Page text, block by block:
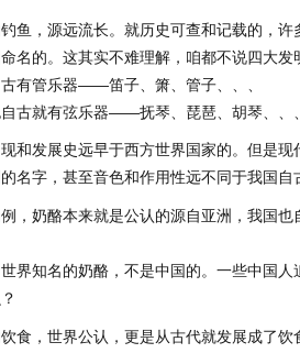
鱼，源远流长。就历史可查和记载的，
名的。这其实不难理解，咱都不说四大
有管乐器——笛子、箫、管子、、、
古就有弦乐器——抚琴、琵琶、胡琴、、
和发展史远早于西方世界国家的。但是
名字，甚至音色和作用性远不同于我国自
，奶酪本来就是公认的源自亚洲，我国
界知名的奶酪，不是中国的。一些中国人
食，世界公认，更是从古代就发展成了